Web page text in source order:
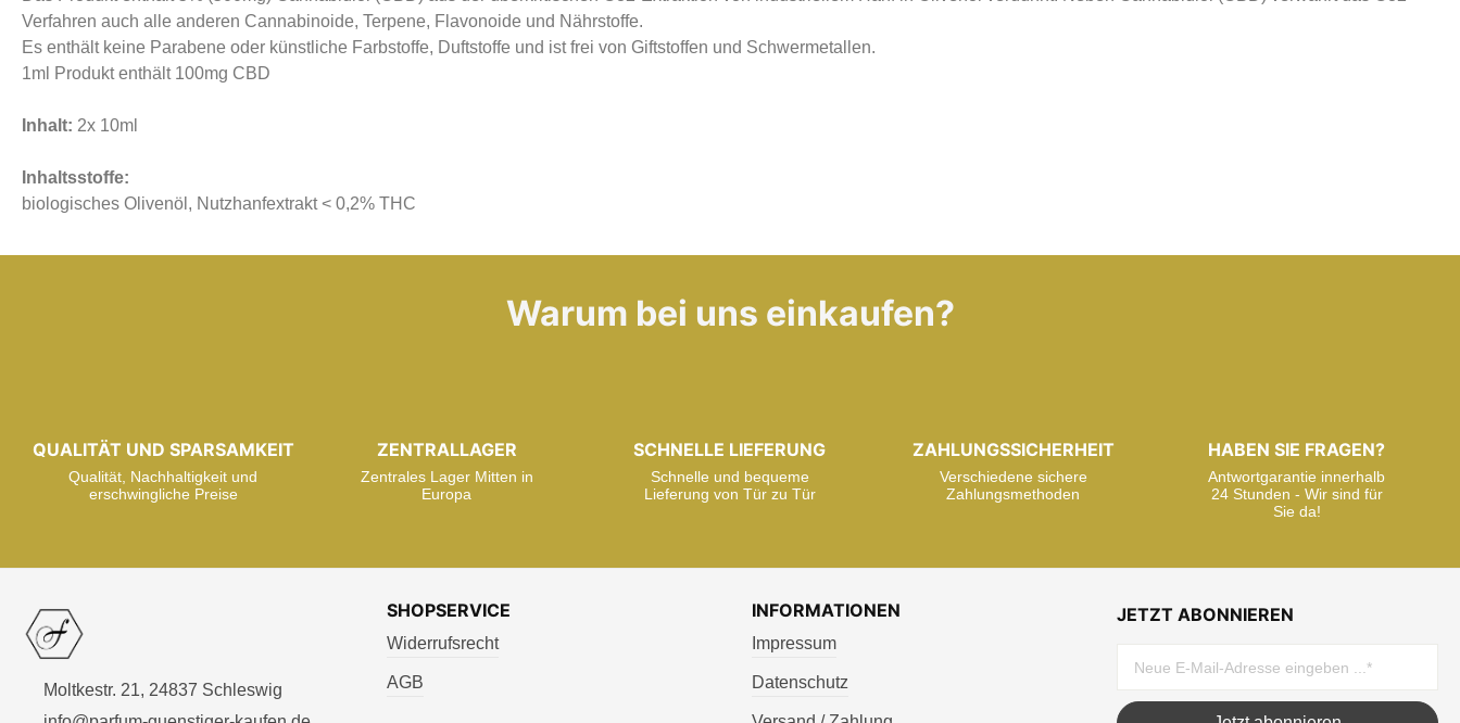
Verfahren auch alle anderen Cannabinoide, Terpene, Flavonoide und Nährstoffe.
Es enthält keine Parabene oder künstliche Farbstoffe, Duftstoffe und ist frei von Giftstoffen und Schwermetallen.
1ml Produkt enthält 100mg CBD
Inhalt: 2x 10ml
Inhaltsstoffe:
biologisches Olivenöl, Nutzhanfextrakt < 0,2% THC
Warum bei uns einkaufen?
QUALITÄT UND SPARSAMKEIT
Qualität, Nachhaltigkeit und
erschwingliche Preise
ZENTRALLAGER
Zentrales Lager Mitten in
Europa
SCHNELLE LIEFERUNG
Schnelle und bequeme
Lieferung von Tür zu Tür
ZAHLUNGSSICHERHEIT
Verschiedene sichere
Zahlungsmethoden
HABEN SIE FRAGEN?
Antwortgarantie innerhalb
24 Stunden - Wir sind für
Sie da!
Moltkestr. 21, 24837 Schleswig
SHOPSERVICE
Widerrufsrecht
AGB
INFORMATIONEN
Impressum
Datenschutz
JETZT ABONNIEREN